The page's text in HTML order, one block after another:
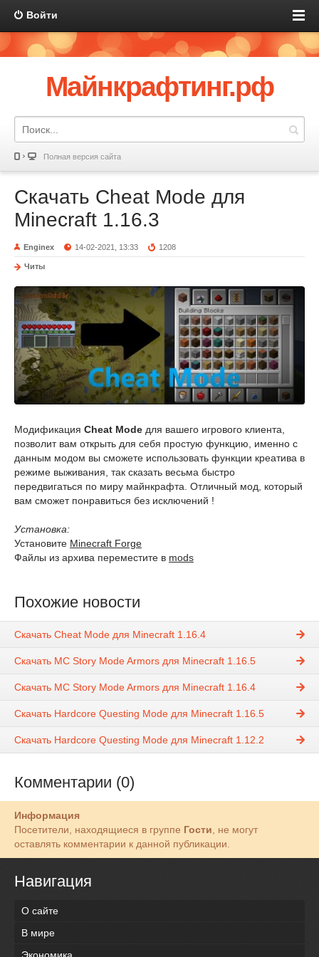
Войти
Майнкрафтинг.рф
Полная версия сайта
Скачать Cheat Mode для
Minecraft 1.16.3
Enginex 14-02-2021, 13:33 1208
Читы
Модификация Cheat Mode для вашего игрового клиента,
позволит вам открыть для себя простую функцию, именно с
данным модом вы сможете использовать функции креатива в
режиме выживания, так сказать весьма быстро
передвигаться по миру майнкрафта. Отличный мод, который
вам сможет понравиться без исключений !
Установка:
Установите Minecraft Forge
Файлы из архива переместите в mods
Похожие новости
Скачать Cheat Mode для Minecraft 1.16.4
Скачать MC Story Mode Armors для Minecraft 1.16.5
Скачать MC Story Mode Armors для Minecraft 1.16.4
Скачать Hardcore Questing Mode для Minecraft 1.16.5
Скачать Hardcore Questing Mode для Minecraft 1.12.2
Комментарии (0)
Информация
Посетители, находящиеся в группе Гости, не могут
оставлять комментарии к данной публикации.
Навигация
О сайте
В мире